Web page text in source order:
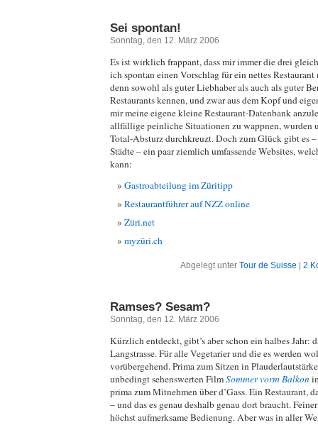
Sei spontan!
Sonntag, den 12. März 2006
Es ist wirklich frappant, dass mir immer die drei
ich spontan einen Vorschlag für ein nettes
denn sowohl als guter Liebhaber als auch als guter
Restaurants kennen, und zwar aus dem Kopf und
mir meine eigene kleine Restaurant-Datenbank
allfällige peinliche Situationen zu wappnen, wurden
Total-Absturz durchkreuzt. Doch zum Glück gibt es
Städte – ein paar ziemlich umfassende Websites,
kann:
Gastroabteilung im Züritipp
Restaurantführer auf NZZ online
Züri.net
myzüri.ch
Abgelegt unter Tour de Suisse 2
Ramses? Sesam?
Sonntag, den 12. März 2006
Kürzlich entdeckt, gibt’s aber schon ein halbes Jahr:
Langstrasse. Für alle Vegetarier und die es werden
vorübergehend. Prima zum Sitzen in
unbedingt sehenswerten FilmSommer vorm Balkon
prima zum Mitnehmen über d’Gass. Ein Restaurant,
– und das es genau deshalb genau dort braucht.
höchst aufmerksame Bedienung. Aber was in aller